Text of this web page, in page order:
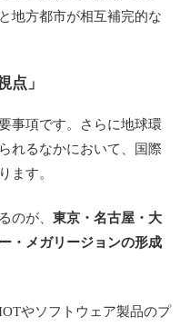
地方都市が相互補完的な
点」
事項です。さらに地球環
れるなかにおいて、国際
ます。
のが、 東京・名古屋・大
・メガリージョンの形成
やソフトウェア製品のプ